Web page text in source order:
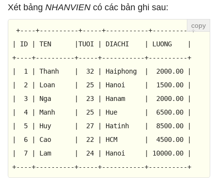
Xét bảng NHANVIEN có các bản ghi sau:
+----+----------+-----+-----------+----------+
ID TEN |TUOI DIACHI LUONG
+----+----------+-----+-----------+----------+
1 Thanh 32 Haiphong 2000.00
2 Loan 25 Hanoi 1500.00
3 Nga 23 Hanam 2000.00
4 Manh 25 Hue 6500.00
5 Huy 27 Hatinh 8500.00
6 Cao 22 HCM 4500.00
7 Lam 24 Hanoi 10000.00
+----+----------+-----+-----------+----------+